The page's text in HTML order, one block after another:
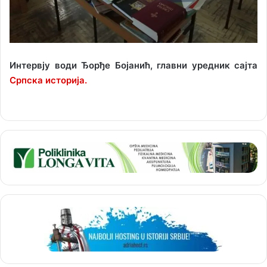
Интервју води Ђорђе Бојанић, главни уредник сајта
Српска историја.